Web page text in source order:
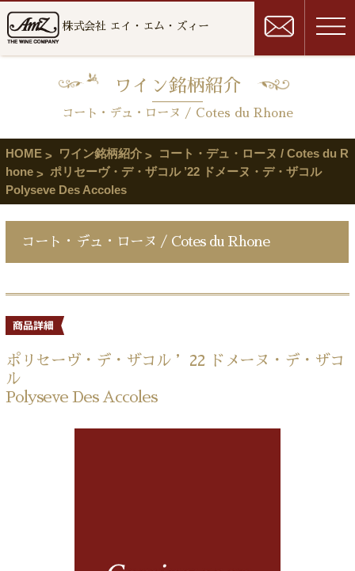
株式会社 エイ・エム・ズィー
ワイン銘柄紹介
コート・デュ・ローヌ / Cotes du Rhone
HOME ワイン銘柄紹介
コート・デュ・ローヌ / Cotes du R
hone
ポリセーヴ・デ・ザコル ’22 ドメーヌ・デ・ザコル
Polyseve Des Accoles
コート・デュ・ローヌ / Cotes du Rhone
ポリセーヴ・デ・ザコル ’22 ドメーヌ・デ・ザコ
ル
Polyseve Des Accoles